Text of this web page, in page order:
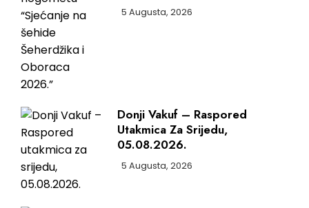
5 Augusta, 2026
Donji Vakuf – Raspored
Utakmica Za Srijedu,
05.08.2026.
5 Augusta, 2026